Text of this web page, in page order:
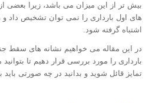
بیش تر از این میزان می باشد، زیرا بعضی
های اول بارداری را نمی توان تشخیص داد
اشتباه گرفته شود.
در این مقاله می خواهیم نشانه های سقط
بارداری را مورد بررسی قرار دهیم تا
تمایز قائل شوید و بدانید در چه صورتی